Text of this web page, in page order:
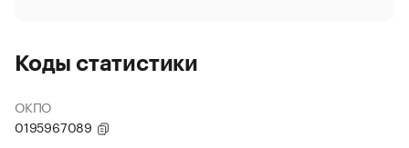
Коды статистики
ОКПО
0195967089